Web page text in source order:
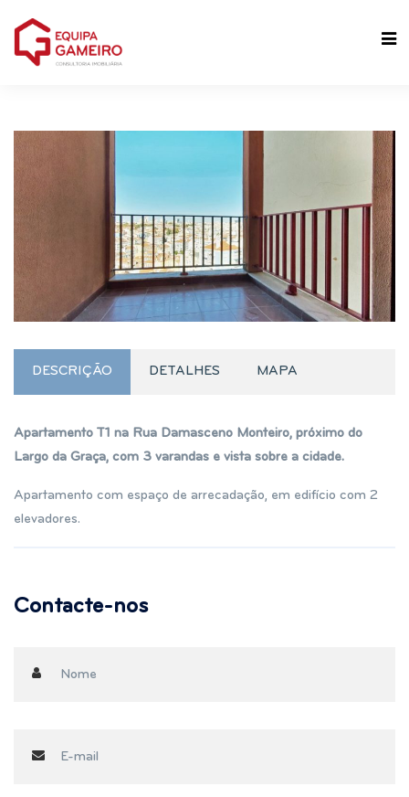
DESCRIÇÃO DETALHES MAPA
Apartamento T1 na Rua Damasceno Monteiro, próximo do
Largo da Graça, com 3 varandas e vista sobre a cidade.
Apartamento com espaço de arrecadação, em edifício com 2
elevadores.
Contacte-nos